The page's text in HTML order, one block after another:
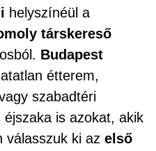
helyszínéül a
társkereső
Budapest
étterem,
szabadtéri
is azokat, akik
válasszuk ki az első